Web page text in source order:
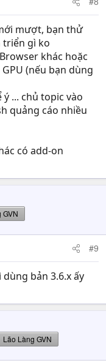
mượt, bạn thử
triển gì ko
khác hoặc
(nếu bạn dùng
... chủ topic vào
quảng cáo nhiều
có add-on
GVN
#9
bản 3.6.x ấy
Lão Làng GVN